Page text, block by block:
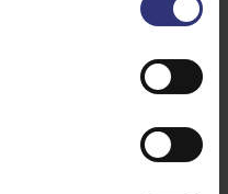
ou de volaille
fraîche, ciselés